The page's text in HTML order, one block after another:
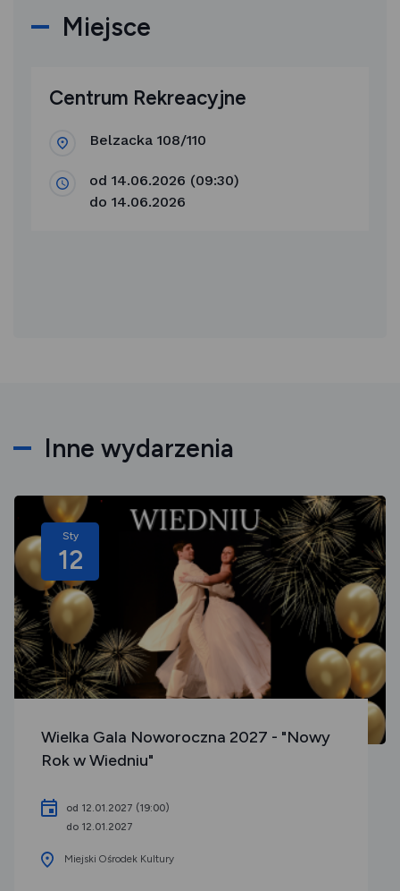
Miejsce
Centrum Rekreacyjne
Belzacka 108/110
od 14.06.2026 (09:30)
do 14.06.2026
Inne wydarzenia
Sty
12
Wielka Gala Noworoczna 2027 - "Nowy
Rok w Wiedniu"
od 12.01.2027 (19:00)
do 12.01.2027
Miejski Ośrodek Kultury